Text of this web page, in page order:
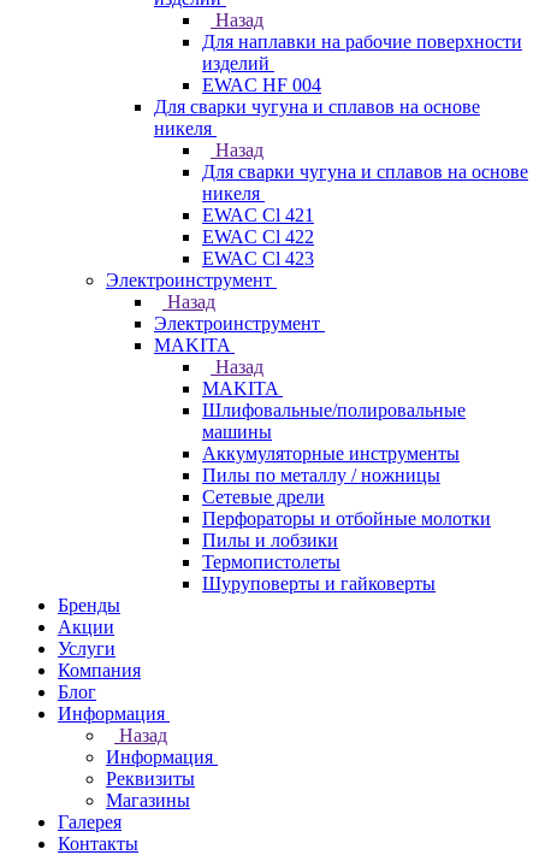
Назад
Для наплавки на рабочие поверхности
изделий
EWAC HF 004
Для сварки чугуна и сплавов на основе
никеля
Назад
Для сварки чугуна и сплавов на основе
никеля
EWAC Cl 421
EWAC Cl 422
EWAC Cl 423
Электроинструмент
Назад
Электроинструмент
МAKITA
Назад
МAKITA
Шлифовальные/полировальные
машины
Аккумуляторные инструменты
Пилы по металлу / ножницы
Сетевые дрели
Перфораторы и отбойные молотки
Пилы и лобзики
Термопистолеты
Шуруповерты и гайковерты
Бренды
Акции
Услуги
Компания
Блог
Информация
Назад
Информация
Реквизиты
Магазины
Галерея
Контакты